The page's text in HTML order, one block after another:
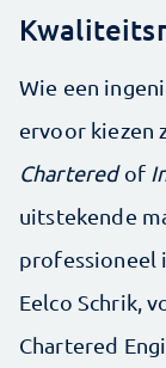
Wie een
ervoor kiezen
Charteredof
uitstekende
professioneel
Eelco Schrik,
Chartered